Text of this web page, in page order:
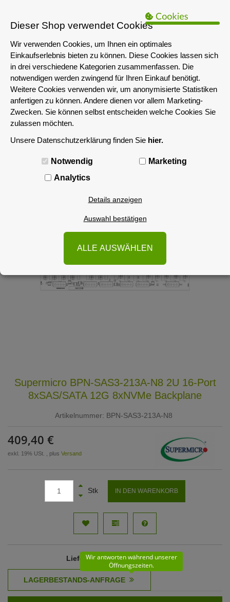
Das servershop-bayern.de Angebot richtet sich nur an
Unternehmen i.S.d. § 14 BGB sowie die öffentliche Hand. Ein Verkauf
an Privatpersonen ist nicht möglich.
MENÜ
Supermicro BPN-SAS3-213A-N8 2U 16-Port
8xSAS/SATA 12G 8xNVMe Backplane
Artikelnummer: BPN-SAS3-213A-N8
409,40 €
exkl. 19% USt. , plus Versand
Stk IN DEN WARENKORB
Lieferzeit: 61 - 62 Werktage
Wir antworten während unserer
Öffnungszeiten.
Dieser Shop verwendet Cookies
Wir verwenden Cookies, um Ihnen ein optimales
Einkaufserlebnis bieten zu können. Diese Cookies lassen sich
in drei verschiedene Kategorien zusammenfassen. Die
notwendigen werden zwingend für Ihren Einkauf benötigt.
Weitere Cookies verwenden wir, um anonymisierte Statistiken
anfertigen zu können. Andere dienen vor allem Marketing-
Zwecken. Sie können selbst entscheiden welche Cookies Sie
zulassen möchten.
Unsere Datenschutzerklärung finden Sie hier.
Notwendig
Marketing
Analytics
Details anzeigen
Auswahl bestätigen
ALLE AUSWÄHLEN